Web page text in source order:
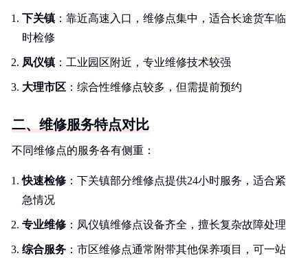
下关镇 ：靠近高速入口，维修点集中，适合长途货车临
时检修
凤仪镇 ：工业园区附近，专业维修技术较强
大理市区 ：综合性维修点较多，但需提前预约
二、维修服务特点对比
不同维修点的服务各有侧重：
快速检修 ：下关镇部分维修点提供24小时服务，适合紧
急情况
专业维修 ：凤仪镇维修点设备齐全，擅长复杂故障处理
综合服务 ：市区维修点通常附带其他保养项目，可一站